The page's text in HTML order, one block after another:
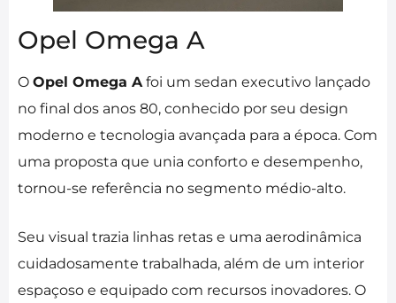
Opel Omega A
O Opel Omega Afoi um sedan executivo lançado
no final dos anos 80, conhecido por seu design
moderno e tecnologia avançada para a época. Com
uma proposta que unia conforto e desempenho,
tornou-se referência no segmento médio-alto.
Seu visual trazia linhas retas e uma aerodinâmica
cuidadosamente trabalhada, além de um interior
espaçoso e equipado com recursos inovadores. O